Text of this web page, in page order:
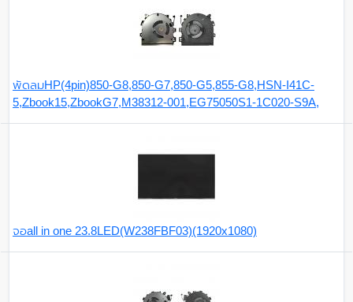
พัดลมHP(4pin)850-G8,850-G7,850-G5,855-G8,HSN-I41C-
5,Zbook15,ZbookG7,M38312-001,EG75050S1-1C020-S9A,
จอall in one 23.8LED(W238FBF03)(1920x1080)